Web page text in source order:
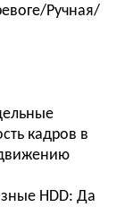
Ручная/
кадров в
HDD: Да